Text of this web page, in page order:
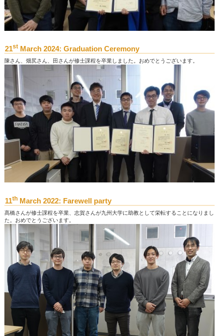
21stMarch 2024: Graduation Ceremony
陳さん、畑尻さん、田さんが修士課程を卒業しました。おめでとうございます。
11thMarch 2022: Farewell party
髙橋さんが修士課程を卒業、志賀さんが九州大学に助教として栄転することになりまし
た。おめでとうございます。